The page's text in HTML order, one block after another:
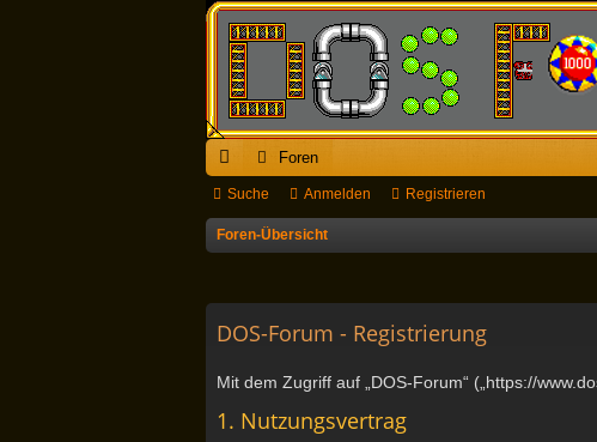
ch
ne
ug
riff
Foren
Suche Anmelden Registrieren
Foren-Übersicht
DOS-Forum - Registrierung
Mit dem Zugriff auf „DOS-Forum“ („https://
1. Nutzungsvertrag